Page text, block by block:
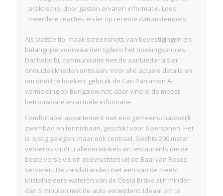
praktische, door gasten ervaren informatie. Lees
meerdere reacties en let op recente datumstempels.
Als laatste tip: maak screenshots van bevestigingen en
belangrijke voorwaarden tijdens het boekingsproces.
Dat helpt bij communicatie met de aanbieder als er
onduidelijkheden ontstaan. Voor alle actuele details en
om direct te boeken, gebruik de Can Parramon A-
vermelding op Bungalow.net; daar vind je de meest
betrouwbare en actuele informatie.
Comfortabel appartement met een gemeenschappelijk
zwembad en tennisbaan, geschikt voor 6 personen. Het
is rustig gelegen, maar ook centraal. Slechts 200 meter
verderop vindt u allerlei winkels en restaurants die de
beste verse vis en zeevruchten uit de Baai van Roses
serveren. De zandstranden met een van de meest
kristalheldere wateren van de Costa Brava zijn minder
dan 5 minuten met de auto verwijderd. Ideaal om te